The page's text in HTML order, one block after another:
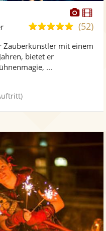
Fotos
4,9
5
(52)
Zauberkünstler mit einem
bietet er
...